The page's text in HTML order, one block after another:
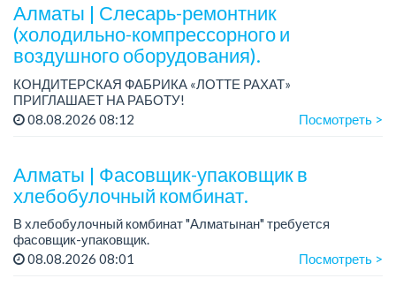
Алматы | Слесарь-ремонтник
(холодильно-компрессорного и
воздушного оборудования).
КОНДИТЕРСКАЯ ФАБРИКА «ЛОТТЕ РАХАТ»
ПРИГЛАШАЕТ НА РАБОТУ!
График работы: сменный.
08.08.2026 08:12 Посмотреть >
Алматы | Фасовщик-упаковщик в
хлебобулочный комбинат.
В хлебобулочный комбинат "Алматынан" требуется
фасовщик-упаковщик.
Зарплата: от 150 000 до 200 000 тенге.
08.08.2026 08:01 Посмотреть >